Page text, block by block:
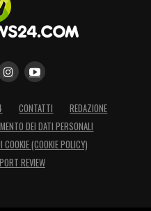
CONTATTI
REDAZIONE
DEI DATI PERSONALI
(COOKIE POLICY)
REVIEW